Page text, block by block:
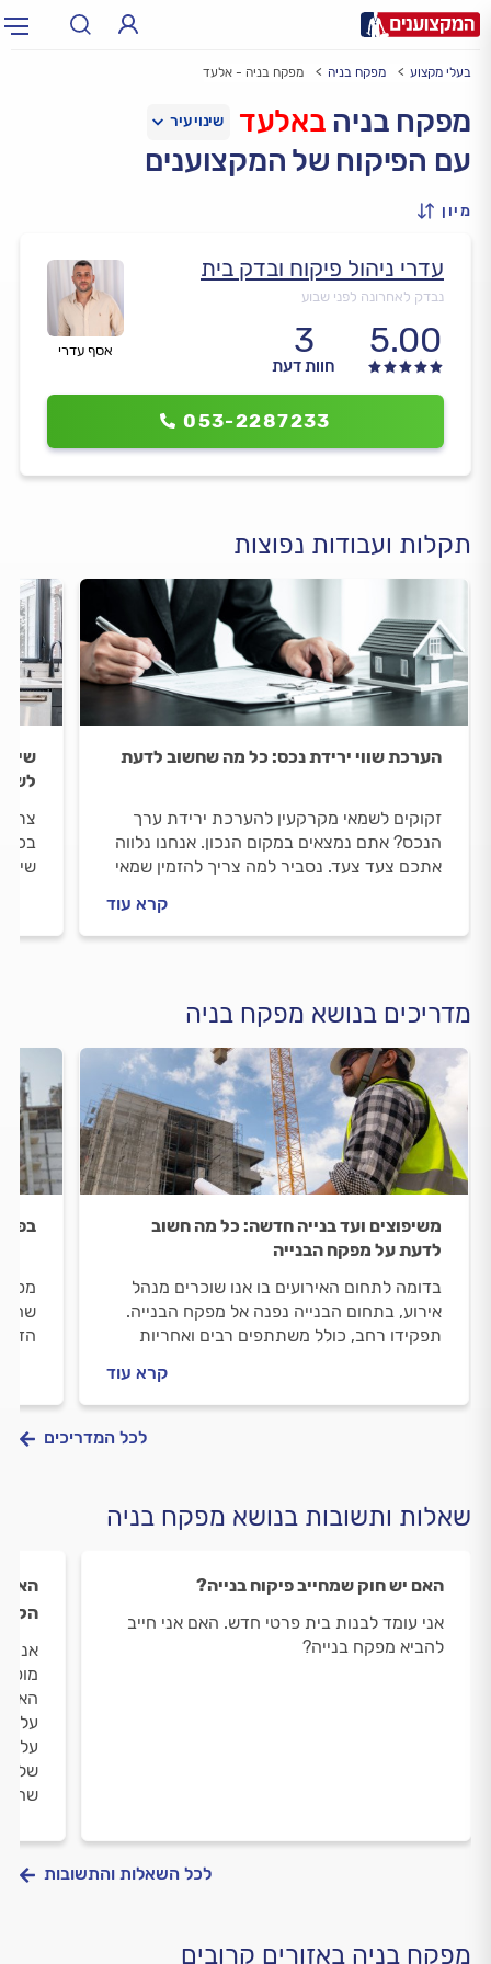
עירעיר: תל אביב, חיפה…
בעלי מקצוע מפקח בניה מפקח בניה - אלעד
מפקח בניה באלעד
עם הפיקוח של המקצוענים
מיון
אסף עדרי
עדרי ניהול פיקוח ובדק בית
נבדק לאחרונה לפני שבוע
5.00
3
חוות דעת
053-2287233
תקלות ועבודות נפוצות
הערכת שווי ירידת נכס: כל מה שחשוב לדעת
זקוקים לשמאי מקרקעין להערכת ירידת ערך
הנכס? אתם נמצאים במקום הנכון. אנחנו נלווה
אתכם צעד צעד. נסביר למה צריך להזמין שמאי
קרא עוד
בכל
מדריכים בנושא מפקח בניה
משיפוצים ועד בנייה חדשה: כל מה חשוב
לדעת על מפקח הבנייה
בדומה לתחום האירועים בו אנו שוכרים מנהל
אירוע, בתחום הבנייה נפנה אל מפקח הבנייה.
תפקידו רחב, כולל משתתפים רבים ואחריות
פרטיים. כל מה שחשוב לדעת על פיקוח הבנייה
- במדריך הבא.
קרא עוד
לכל המדריכים
שאלות ותשובות בנושא מפקח בניה
האם יש חוק שמחייב פיקוח בנייה?
אני עומד לבנות בית פרטי חדש. האם אני חייב
להביא מפקח בנייה?
האם
אני
על
על
שלי
לכל השאלות והתשובות
מפקח בניה באזורים קרובים